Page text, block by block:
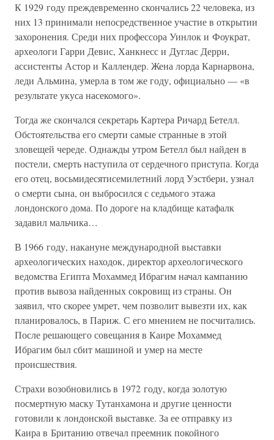
К 1929 году преждевременно скончались 22 человека, из
них 13 принимали непосредственное участие в открытии
захоронения. Среди них профессора Уинлок и Фоукрат,
археологи Гарри Девис, Ханкнесс и Дуглас Дерри,
ассистенты Астор и Каллендер. Жена лорда Карнарвона,
леди Альмина, умерла в том же году, официально — «в
результате укуса насекомого».
Тогда же скончался секретарь Картера Ричард Бетелл.
Обстоятельства его смерти самые странные в этой
зловещей череде. Однажды утром Бетелл был найден в
постели, смерть наступила от сердечного приступа. Когда
его отец, восьмидесятисемилетний лорд Уэстбери, узнал
о смерти сына, он выбросился с седьмого этажа
лондонского дома. По дороге на кладбище катафалк
задавил мальчика…
В 1966 году, накануне международной выставки
археологических находок, директор археологического
ведомства Египта Мохаммед Ибрагим начал кампанию
против вывоза найденных сокровищ из страны. Он
заявил, что скорее умрет, чем позволит вывезти их, как
планировалось, в Париж. С его мнением не посчитались.
После решающего совещания в Каире Мохаммед
Ибрагим был сбит машиной и умер на месте
происшествия.
Страхи возобновились в 1972 году, когда золотую
посмертную маску Тутанхамона и другие ценности
готовили к лондонской выставке. За ее отправку из
Каира в Британию отвечал преемник покойного